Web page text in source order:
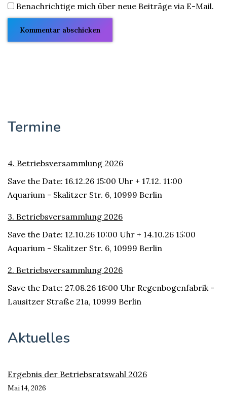
Benachrichtige mich über neue Beiträge via E-Mail.
Termine
4. Betriebsversammlung 2026
Save the Date: 16.12.26 15:00 Uhr + 17.12. 11:00
Aquarium - Skalitzer Str. 6, 10999 Berlin
3. Betriebsversammlung 2026
Save the Date: 12.10.26 10:00 Uhr + 14.10.26 15:00
Aquarium - Skalitzer Str. 6, 10999 Berlin
2. Betriebsversammlung 2026
Save the Date: 27.08.26 16:00 Uhr Regenbogenfabrik -
Lausitzer Straße 21a, 10999 Berlin
Aktuelles
Ergebnis der Betriebsratswahl 2026
Mai 14, 2026